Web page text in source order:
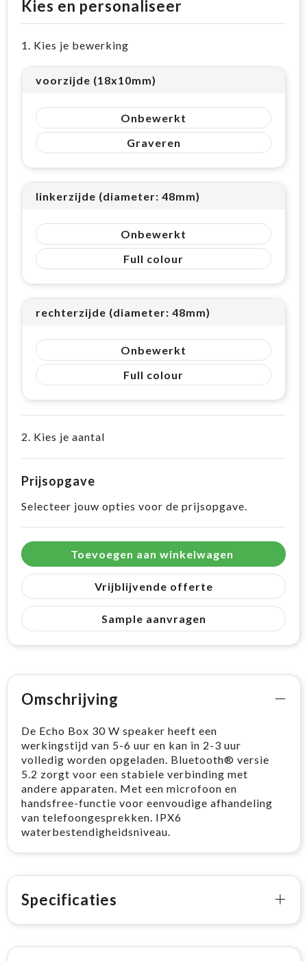
Kies en personaliseer
1. Kies je bewerking
voorzijde (18x10mm)
Onbewerkt
Graveren
linkerzijde (diameter: 48mm)
Onbewerkt
Full colour
rechterzijde (diameter: 48mm)
Onbewerkt
Full colour
2. Kies je aantal
Prijsopgave
Selecteer jouw opties voor de prijsopgave.
Toevoegen aan winkelwagen
Vrijblijvende offerte
Sample aanvragen
Omschrijving
De Echo Box 30 W speaker heeft een
werkingstijd van 5-6 uur en kan in 2-3 uur
volledig worden opgeladen. Bluetooth® versie
5.2 zorgt voor een stabiele verbinding met
andere apparaten. Met een microfoon en
handsfree-functie voor eenvoudige afhandeling
van telefoongesprekken. IPX6
waterbestendigheidsniveau.
Specificaties